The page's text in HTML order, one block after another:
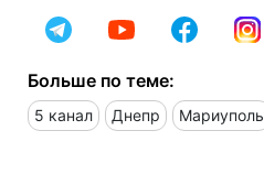
Больше по теме:
5 канал Днепр Мариуполь